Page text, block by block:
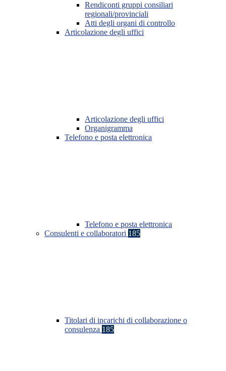
Rendiconti gruppi consiliari
regionali/provinciali
Atti degli organi di controllo
Articolazione degli uffici
Articolazione degli uffici
Organigramma
Telefono e posta elettronica
Telefono e posta elettronica
Consulenti e collaboratori 185
Titolari di incarichi di collaborazione o
consulenza 185